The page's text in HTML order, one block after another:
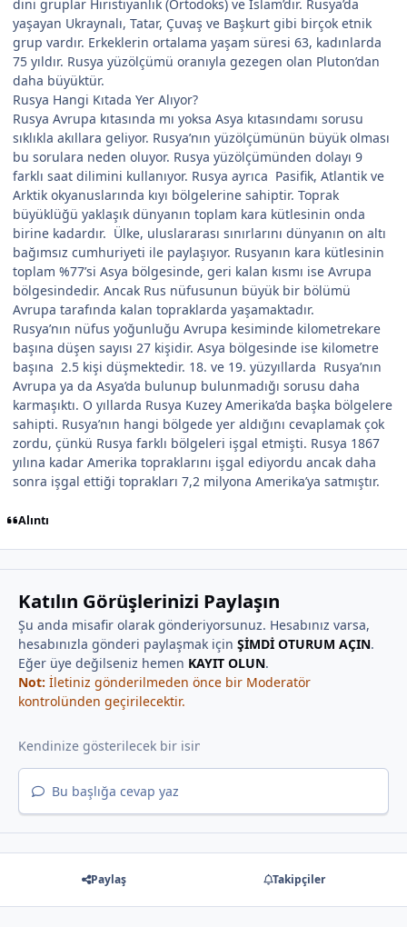
dini gruplar Hıristiyanlık (Ortodoks) ve İslam’dır. Rusya’da
yaşayan Ukraynalı, Tatar, Çuvaş ve Başkurt gibi birçok etnik
grup vardır. Erkeklerin ortalama yaşam süresi 63, kadınlarda
75 yıldır. Rusya yüzölçümü oranıyla gezegen olan Pluton’dan
daha büyüktür.
Rusya Hangi Kıtada Yer Alıyor?
Rusya Avrupa kıtasında mı yoksa Asya kıtasındamı sorusu
sıklıkla akıllara geliyor. Rusya’nın yüzölçümünün büyük olması
bu sorulara neden oluyor. Rusya yüzölçümünden dolayı 9
farklı saat dilimini kullanıyor. Rusya ayrıca Pasifik, Atlantik ve
Arktik okyanuslarında kıyı bölgelerine sahiptir. Toprak
büyüklüğü yaklaşık dünyanın toplam kara kütlesinin onda
birine kadardır. Ülke, uluslararası sınırlarını dünyanın on altı
bağımsız cumhuriyeti ile paylaşıyor. Rusyanın kara kütlesinin
toplam %77’si Asya bölgesinde, geri kalan kısmı ise Avrupa
bölgesindedir. Ancak Rus nüfusunun büyük bir bölümü
Avrupa tarafında kalan topraklarda yaşamaktadır.
Rusya’nın nüfus yoğunluğu Avrupa kesiminde kilometrekare
başına düşen sayısı 27 kişidir. Asya bölgesinde ise kilometre
başına 2.5 kişi düşmektedir. 18. ve 19. yüzyıllarda Rusya’nın
Avrupa ya da Asya’da bulunup bulunmadığı sorusu daha
karmaşıktı. O yıllarda Rusya Kuzey Amerika’da başka bölgelere
sahipti. Rusya’nın hangi bölgede yer aldığını cevaplamak çok
zordu, çünkü Rusya farklı bölgeleri işgal etmişti. Rusya 1867
yılına kadar Amerika topraklarını işgal ediyordu ancak daha
sonra işgal ettiği toprakları 7,2 milyona Amerika’ya satmıştır.
Alıntı
Katılın Görüşlerinizi Paylaşın
Şu anda misafir olarak gönderiyorsunuz. Hesabınız varsa,
hesabınızla gönderi paylaşmak için ŞİMDİ OTURUM AÇIN.
Eğer üye değilseniz hemen KAYIT OLUN.
Not: İletiniz gönderilmeden önce bir Moderatör
kontrolünden geçirilecektir.
Bu başlığa cevap yaz
Paylaş Takipçiler